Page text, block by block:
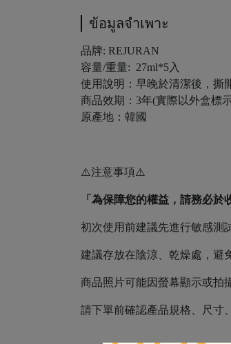
ข้อมูลจำเพาะ
品牌: REJURAN
容量/重量: 27ml*5入
使用說明：早晚於清潔後，撕
商品效期：3年(實際以外盒標
原產地：韓國
⚠️注意事項⚠️
「為保障您的權益，請務必
初次使用前建議先進行敏感測
建議存放在陰涼、乾燥處，避
商品照片可能因螢幕顯示或拍
請下單前確認產品規格、尺寸